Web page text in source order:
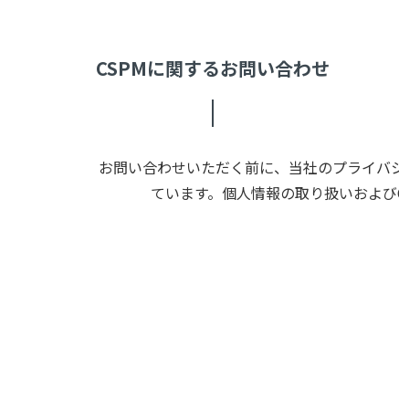
CSPMに関するお問い合わせ
お問い合わせいただく前に、当社のプライ
ています。個人情報の取り扱いおよ